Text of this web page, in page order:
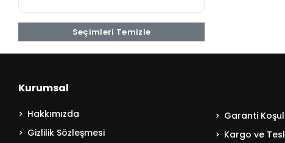
Robovac X8
Seçimleri Temizle
Kurumsal
Hakkımızda
Gizlilik Sözleşmesi
Garanti
Kargo ve